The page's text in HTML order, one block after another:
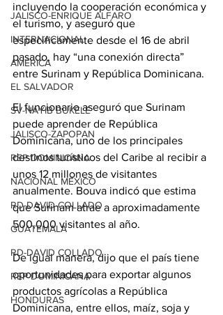
JALISCO-ENRIQUE ALFARO
INTERNACIONAL
AMÉRICA
EL SALVADOR
SV-NAYIB BUKELE
JALISCO-ZAPOPAN
REP DOMINICANA
NACIONAL MÉXICO
RD-DAVID COLLADO
GUATEMALA
RD-DAVID COLLADO
REP DOMINICANA
HONDURAS
incluyendo la cooperación económica y
el turismo, y aseguró que
específicamente desde el 16 de abril
pasado, hay “una conexión directa”
entre Surinam y República Dominicana.
El funcionario aseguró que Surinam
puede aprender de República
Dominicana, uno de los principales
destinos turísticos del Caribe al recibir a
unos 12 millones de visitantes
anualmente. Bouva indicó que estima
que Surinam atrae a aproximadamente
500,000 visitantes al año.
De igual manera, dijo que el país tiene
oportunidades para exportar algunos
productos agrícolas a República
Dominicana, entre ellos, maíz, soja y